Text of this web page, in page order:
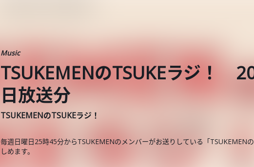
Music
TSUKEMENのTSUKEラジ！
日放送分
TSUKEMENのTSUKEラジ！
毎週日曜日25時45分からTSUKEMENのメンバーがお送りしている「TSUKEMEN
しめます。